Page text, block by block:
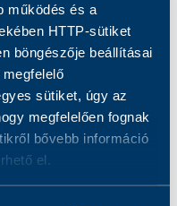
működés és a
HTTP-sütiket
böngészője beállításai
sütiket, úgy az
megfelelően fognak
bővebb információ
el.